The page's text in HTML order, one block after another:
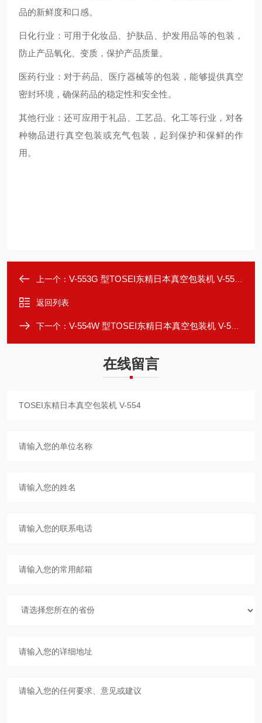
品的新鲜度和口感。
日化行业：可用于化妆品、护肤品、护发用品等的包装，
防止产品氧化、变质，保护产品质量。
医药行业：对于药品、医疗器械等的包装，能够提供真空
密封环境，确保药品的稳定性和安全性。
其他行业：还可应用于礼品、工艺品、化工等行业，对各
种物品进行真空包装或充气包装，起到保护和保鲜的作
用。
上一个： V-553G 型TOSEI东精日本真空包装机 V-553G
返回列表
下一个： V-554W 型TOSEI东精日本真空包装机 V-554W
在线留言